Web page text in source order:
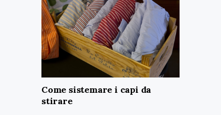
Come sistemare i capi da
stirare